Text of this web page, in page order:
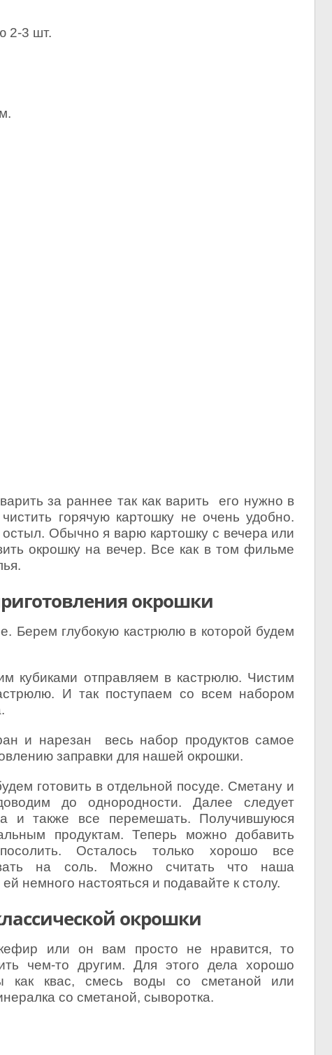
2-3 шт.
за раннее так как варить его нужно в
горячую картошку не очень удобно.
Обычно я варю картошку с вечера или
окрошку на вечер. Все как в том фильме
окрошки
Берем глубокую кастрюлю в которой будем
кубиками отправляем в кастрюлю. Чистим
И так поступаем со всем набором
и нарезан весь набор продуктов самое
заправки для нашей окрошки.
готовить в отдельной посуде. Сметану и
до однородности. Далее следует
и также все перемешать. Получившуюся
продуктам. Теперь можно добавить
Осталось только хорошо все
на соль. Можно считать что наша
немного настояться и подавайте к столу.
окрошки
или он вам просто не нравится, то
чем-то другим. Для этого дела хорошо
как квас, смесь воды со сметаной или
со сметаной, сыворотка.